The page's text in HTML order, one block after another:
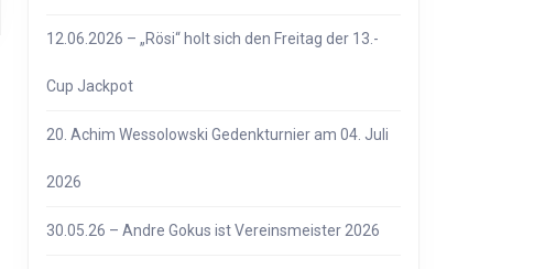
12.06.2026 – „Rösi“ holt sich den Freitag der 13.-
Cup Jackpot
20. Achim Wessolowski Gedenkturnier am 04. Juli
2026
30.05.26 – Andre Gokus ist Vereinsmeister 2026